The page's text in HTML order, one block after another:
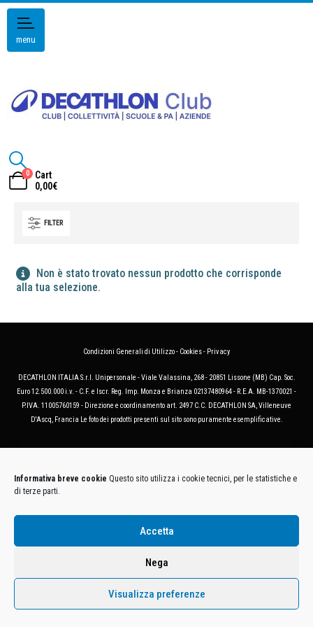
Informativa breve cookie Questo sito utilizza i cookie tecnici, per le statistiche e
di terze parti.
Accetta
Nega
Visualizza preferenze
menu
0
Cart
0,00€
FILTER
Non è stato trovato nessun prodotto che corrisponde
alla tua selezione.
Condizioni Generali di Utilizzo- Cookies- Privacy
DECATHLON ITALIA S.r.l. Unipersonale - Viale Valassina, 268 - 20851 Lissone (MB) Cap. Soc.
Euro 12.500.000 i.v. - C.F. e Iscr. Reg. Imp. Monza e Brianza 02137480964 - R.E.A. MB-1370021 -
P.IVA. 11005760159 - Direzione e coordinamento art. 2497 C.C. DECATHLON SA, Villeneuve
D'Ascq, Francia Le foto dei prodotti presenti sul sito sono puramente esemplificative.